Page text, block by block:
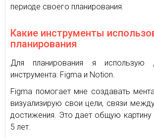
периоде своего планирования.
Какие инструменты
планирования
Для планирования я использую
инструмента: Figma и Notion.
Figma помогает мне создавать
визуализирую свои цели, связи
достижения. Это дает общую картину
5 лет.